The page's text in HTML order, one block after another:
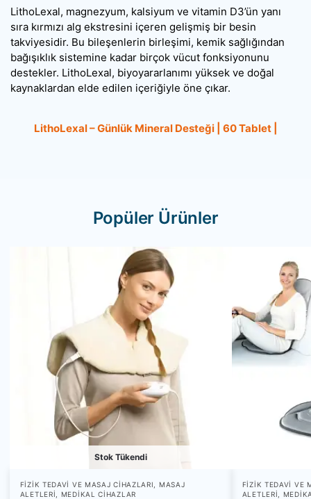
LithoLexal, magnezyum, kalsiyum ve vitamin D3’ün yanı
sıra kırmızı alg ekstresini içeren gelişmiş bir besin
takviyesidir. Bu bileşenlerin birleşimi, kemik sağlığından
bağışıklık sistemine kadar birçok vücut fonksiyonunu
destekler. LithoLexal, biyoyararlanımı yüksek ve doğal
kaynaklardan elde edilen içeriğiyle öne çıkar.
LithoLexal – Günlük Mineral Desteği | 60 Tablet |
Popüler Ürünler
Stok Tükendi
FIZIK TEDAVI VE MASAJ CIHAZLARI
MASAJ
ALETLERI
MEDIKAL CIHAZLAR
FIZIK TEDAVI VE
ALETLERI